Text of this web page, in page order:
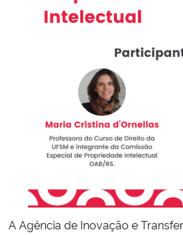
Ministério do Desenvolvimento Regional
Controladoria-Geral da União
Ministério da Mulher, da Família e dos
A Agência de Inovação e